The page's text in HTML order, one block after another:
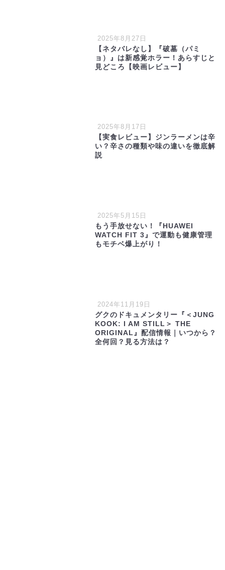
2025年8月27日
【ネタバレなし】『破墓（パミ
ョ）』は新感覚ホラー！あらすじと
見どころ【映画レビュー】
2025年8月17日
【実食レビュー】ジンラーメンは辛
い？辛さの種類や味の違いを徹底解
説
2025年5月15日
もう手放せない！『HUAWEI
WATCH FIT 3』で運動も健康管理
もモチベ爆上がり！
2024年11月19日
グクのドキュメンタリー『＜JUNG
KOOK: I AM STILL＞ THE
ORIGINAL』配信情報｜いつから？
全何回？見る方法は？
インドア最高